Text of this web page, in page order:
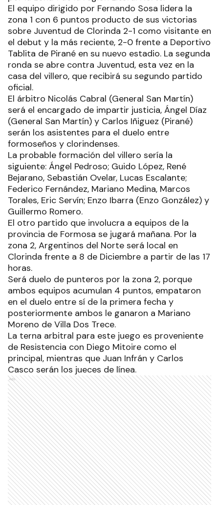
El equipo dirigido por Fernando Sosa lidera la
zona 1 con 6 puntos producto de sus victorias
sobre Juventud de Clorinda 2-1 como visitante en
el debut y la más reciente, 2-0 frente a Deportivo
Tablita de Pirané en su nuevo estadio. La segunda
ronda se abre contra Juventud, esta vez en la
casa del villero, que recibirá su segundo partido
oficial.
El árbitro Nicolás Cabral (General San Martín)
será el encargado de impartir justicia, Ángel Díaz
(General San Martín) y Carlos Iñiguez (Pirané)
serán los asistentes para el duelo entre
formoseños y clorindenses.
La probable formación del villero sería la
siguiente: Ángel Pedroso; Guido López, René
Bejarano, Sebastián Ovelar, Lucas Escalante;
Federico Fernández, Mariano Medina, Marcos
Torales, Eric Servín; Enzo Ibarra (Enzo González) y
Guillermo Romero.
El otro partido que involucra a equipos de la
provincia de Formosa se jugará mañana. Por la
zona 2, Argentinos del Norte será local en
Clorinda frente a 8 de Diciembre a partir de las 17
horas.
Será duelo de punteros por la zona 2, porque
ambos equipos acumulan 4 puntos, empataron
en el duelo entre sí de la primera fecha y
posteriormente ambos le ganaron a Mariano
Moreno de Villa Dos Trece.
La terna arbitral para este juego es proveniente
de Resistencia con Diego Mitoire como el
principal, mientras que Juan Infrán y Carlos
Casco serán los jueces de línea.
Ads